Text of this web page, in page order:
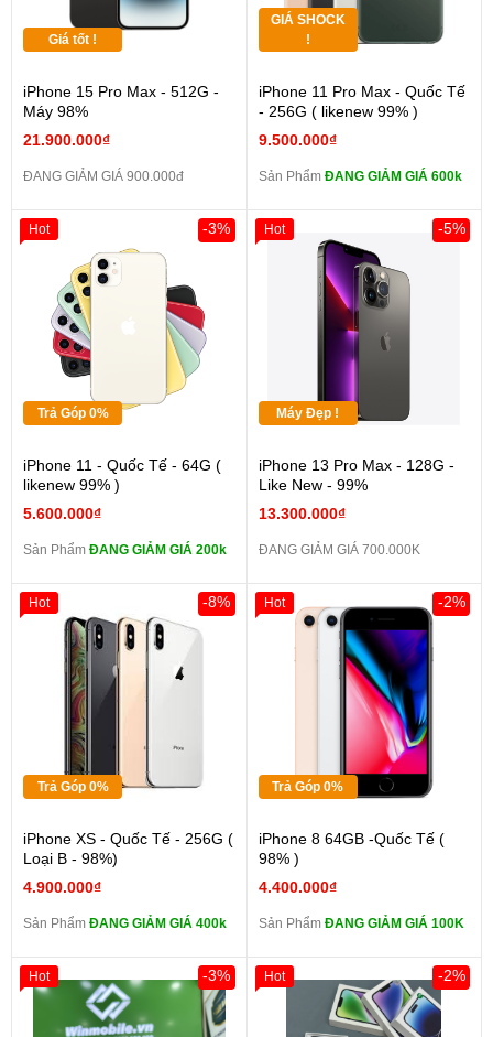
Giá tốt !
iPhone 15 Pro Max - 512G -
Máy 98%
21.900.000₫
ĐANG GIẢM GIÁ 900.000đ
GIÁ SHOCK
!
iPhone 11 Pro Max - Quốc Tế
- 256G ( likenew 99% )
9.500.000₫
Sản Phẩm ĐANG GIẢM GIÁ 600k
Trả Góp 0%
iPhone 11 - Quốc Tế - 64G (
likenew 99% )
5.600.000₫
-3%
Sản Phẩm ĐANG GIẢM GIÁ 200k
Hot
Máy Đẹp !
iPhone 13 Pro Max - 128G -
Like New - 99%
13.300.000₫
-5%
ĐANG GIẢM GIÁ 700.000K
Hot
Trả Góp 0%
iPhone XS - Quốc Tế - 256G (
Loại B - 98%)
4.900.000₫
-8%
Sản Phẩm ĐANG GIẢM GIÁ 400k
Hot
Trả Góp 0%
iPhone 8 64GB -Quốc Tế (
98% )
4.400.000₫
-2%
Sản Phẩm ĐANG GIẢM GIÁ 100K
Hot
-3%
Hot -2%
Hot